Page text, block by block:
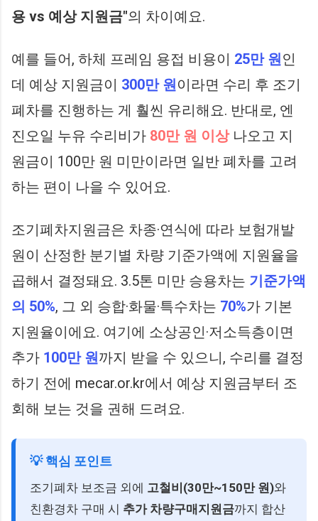
용 vs 예상 지원금"의 차이예요.
예를 들어, 하체 프레임 용접 비용이 25만 원인
데 예상 지원금이 300만 원이라면 수리 후 조기
폐차를 진행하는 게 훨씬 유리해요. 반대로, 엔
진오일 누유 수리비가 80만 원 이상나오고 지
원금이 100만 원 미만이라면 일반 폐차를 고려
하는 편이 나을 수 있어요.
조기폐차지원금은 차종·연식에 따라 보험개발
원이 산정한 분기별 차량 기준가액에 지원율을
곱해서 결정돼요. 3.5톤 미만 승용차는 기준가액
의 50%, 그 외 승합·화물·특수차는 70%가 기본
지원율이에요. 여기에 소상공인·저소득층이면
추가 100만 원까지 받을 수 있으니, 수리를 결정
하기 전에 mecar.or.kr에서 예상 지원금부터 조
회해 보는 것을 권해 드려요.
💡 핵심 포인트
조기폐차 보조금 외에 고철비(30만~150만 원)와
친환경차 구매 시 추가 차량구매지원금까지 합산